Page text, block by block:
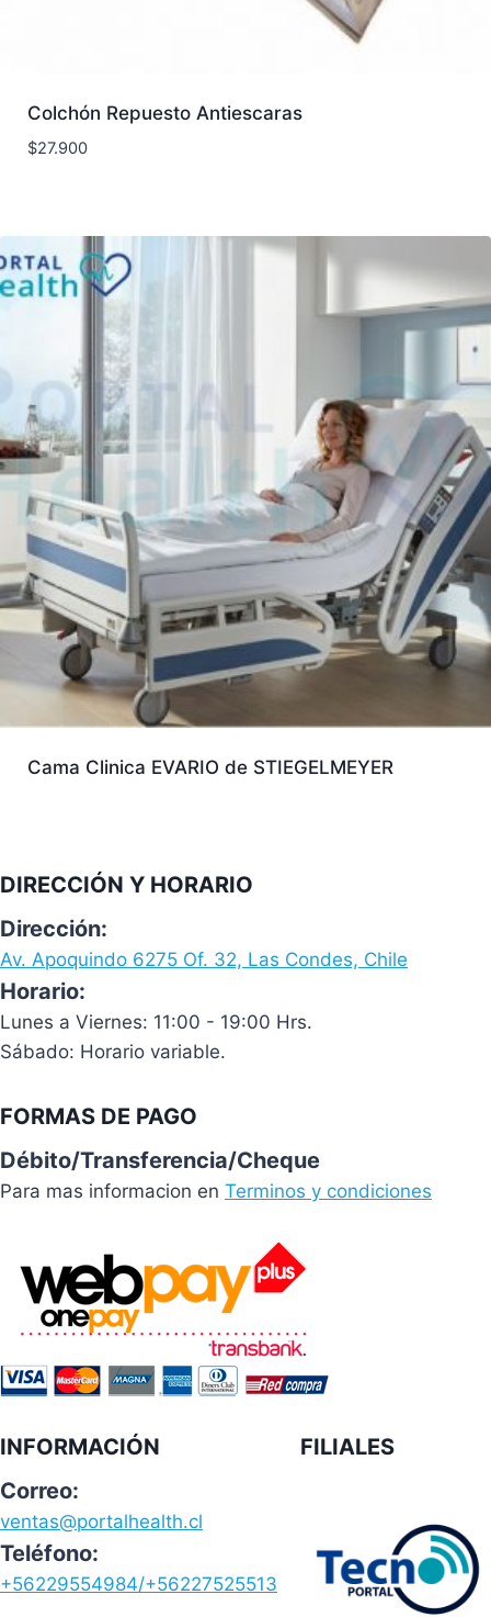
Colchón Repuesto Antiescaras
$27.900
Cama Clinica EVARIO de STIEGELMEYER
DIRECCIÓN Y HORARIO
Dirección:
Av. Apoquindo 6275 Of. 32, Las Condes, Chile
Horario:
Lunes a Viernes: 11:00 - 19:00 Hrs.
Sábado: Horario variable.
FORMAS DE PAGO
Débito/Transferencia/Cheque
Para mas informacion en Terminos y condiciones
INFORMACIÓN
Correo:
ventas@portalhealth.cl
Teléfono:
+56229554984/+56227525513
FILIALES